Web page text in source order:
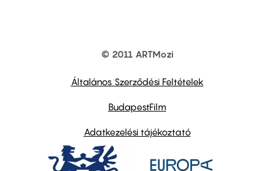
© 2011 ARTMozi
Általános Szerződési Feltételek
BudapestFilm
Adatkezelési tájékoztató